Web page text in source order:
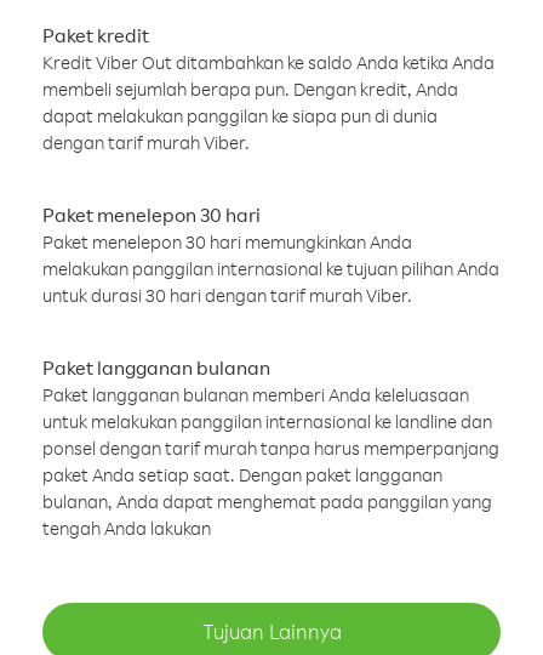
Paket kredit
Kredit Viber Out ditambahkan ke saldo Anda ketika Anda
membeli sejumlah berapa pun. Dengan kredit, Anda
dapat melakukan panggilan ke siapa pun di dunia
dengan tarif murah Viber.
Paket menelepon 30 hari
Paket menelepon 30 hari memungkinkan Anda
melakukan panggilan internasional ke tujuan pilihan Anda
untuk durasi 30 hari dengan tarif murah Viber.
Paket langganan bulanan
Paket langganan bulanan memberi Anda keleluasaan
untuk melakukan panggilan internasional ke landline dan
ponsel dengan tarif murah tanpa harus memperpanjang
paket Anda setiap saat. Dengan paket langganan
bulanan, Anda dapat menghemat pada panggilan yang
tengah Anda lakukan
Tujuan Lainnya